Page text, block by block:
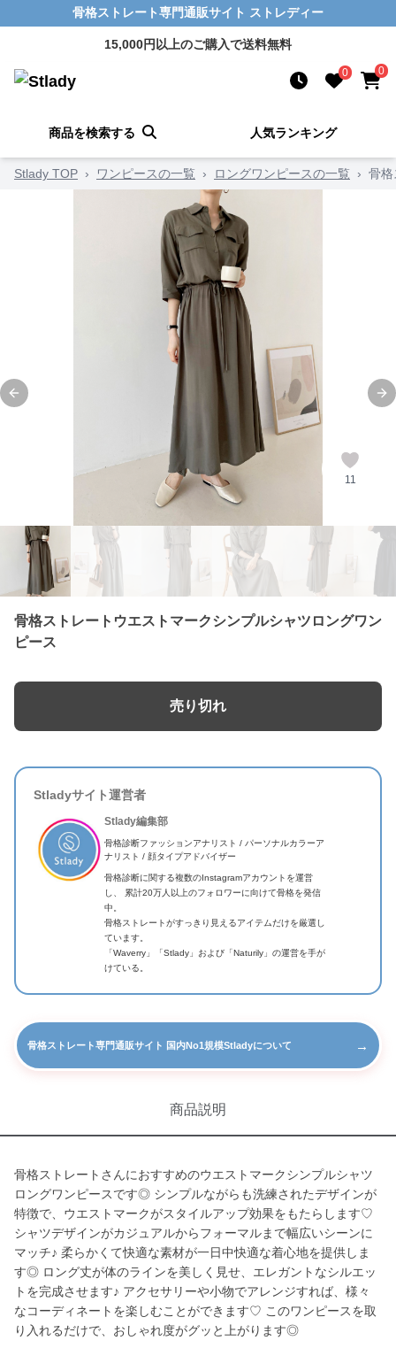
骨格ストレート専門通販サイト ストレディー
15,000円以上のご購入で送料無料
0 0
商品を検索する 人気ランキング
Stlady TOP › ワンピースの一覧 › ロングワンピースの一覧 › 骨格
Previous slide
11
骨格ストレートウエストマークシンプルシャツロングワン
ピース
売り切れ
Stladyサイト運営者
Stlady編集部
骨格診断ファッションアナリスト / パーソナルカラーア
ナリスト / 顔タイプアドバイザー
骨格診断に関する複数のInstagramアカウントを運営
し、 累計20万人以上のフォロワーに向けて骨格を発信
中。
骨格ストレートがすっきり見えるアイテムだけを厳選し
ています。
「Waverry」「Stlady」および「Naturily」の運営を手が
けている。
骨格ストレート専門通販サイト 国内No1規模Stladyについて →
商品説明
骨格ストレートさんにおすすめのウエストマークシンプルシャツ
ロングワンピースです◎ シンプルながらも洗練されたデザインが
特徴で、ウエストマークがスタイルアップ効果をもたらします♡
シャツデザインがカジュアルからフォーマルまで幅広いシーンに
マッチ♪ 柔らかくて快適な素材が一日中快適な着心地を提供しま
す◎ ロング丈が体のラインを美しく見せ、エレガントなシルエッ
トを完成させます♪ アクセサリーや小物でアレンジすれば、様々
なコーディネートを楽しむことができます♡ このワンピースを取
り入れるだけで、おしゃれ度がグッと上がります◎